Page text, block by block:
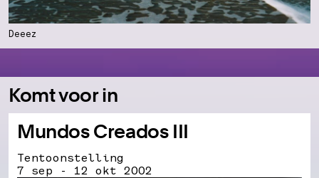
Deeez
Komt voor in
Mundos Creados III
Tentoonstelling
7 sep - 12 okt 2002